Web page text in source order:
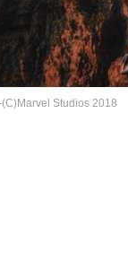
(C)Marvel Studios 2018